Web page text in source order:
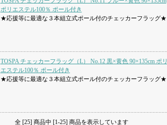
ポリエステル100％ ポール付き
★応援等に最適な３本組立式ポール付のチェッカーフラッグ★
TOSPA チェッカーフラッグ（L） No.12 黒×黄色 90×135cm ポリ
エステル100％ ポール付き
★応援等に最適な３本組立式ポール付のチェッカーフラッグ★
全 [25] 商品中 [1-25] 商品を表示しています